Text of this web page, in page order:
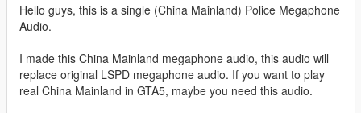
Hello guys, this is a single (China Mainland) Police Megaphone
Audio.
I made this China Mainland megaphone audio, this audio will
replace original LSPD megaphone audio. If you want to play
real China Mainland in GTA5, maybe you need this audio.